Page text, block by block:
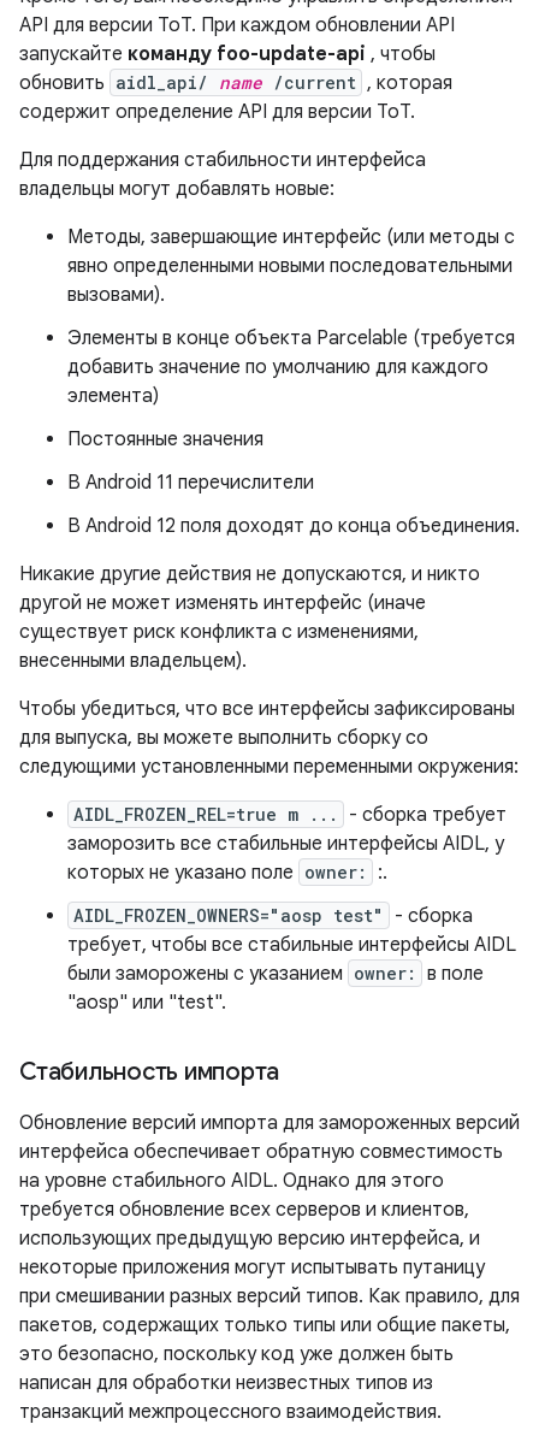
API для версии ToT. При каждом обновлении API
запускайте команду foo-update-api , чтобы
обновить aidl_api/ name /current , которая
содержит определение API для версии ToT.
Для поддержания стабильности интерфейса
владельцы могут добавлять новые:
Методы, завершающие интерфейс (или методы с
явно определенными новыми последовательными
вызовами).
Элементы в конце объекта Parcelable (требуется
добавить значение по умолчанию для каждого
элемента)
Постоянные значения
В Android 11 перечислители
В Android 12 поля доходят до конца объединения.
Никакие другие действия не допускаются, и никто
другой не может изменять интерфейс (иначе
существует риск конфликта с изменениями,
внесенными владельцем).
Чтобы убедиться, что все интерфейсы зафиксированы
для выпуска, вы можете выполнить сборку со
следующими установленными переменными окружения:
AIDL_FROZEN_REL=true m ...
- сборка требует
заморозить все стабильные интерфейсы AIDL, у
которых не указано поле owner: :.
AIDL_FROZEN_OWNERS="aosp test"
- сборка
требует, чтобы все стабильные интерфейсы AIDL
были заморожены с указанием owner:
в поле
"aosp" или "test".
Стабильность импорта
Обновление версий импорта для замороженных версий
интерфейса обеспечивает обратную совместимость
на уровне стабильного AIDL. Однако для этого
требуется обновление всех серверов и клиентов,
использующих предыдущую версию интерфейса, и
некоторые приложения могут испытывать путаницу
при смешивании разных версий типов. Как правило, для
пакетов, содержащих только типы или общие пакеты,
это безопасно, поскольку код уже должен быть
написан для обработки неизвестных типов из
транзакций межпроцессного взаимодействия.